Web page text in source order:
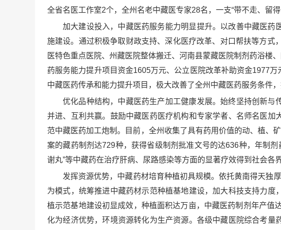
全省名医工作室2个，全州名老中藏医专家28名，一支“带不走、留
加大建设投入，中藏医药服务能力明显提升。以改善中藏医
施建设。通过积极争取财政支持、深化医疗改革、对口帮扶等方
医特色重点医院、州藏医院整体搬迁、河南县蒙藏医院制剂药浴楼
药服务能力提升项目资金1605万元、公立医院改革补助资金1977
中藏医药传承和能力提升项目，极大改善了全州中藏医药服务条件
优化品种结构，中藏医药生产加工健康发展。始终坚持创新
并进、互利共赢。鼓励中藏医药医疗机构和专家学者、名师名医
范中藏医药加工炮制。目前，全州收集了具有药用价值的动、植、
案的藏药制剂达729种，获得省级制剂批准文号的达636种，年制
谢丸”等中藏药在治疗肝病、尿路感染等方面的显著疗效得到社会各
发挥资源优势，中藏药材培育种植初具规模。依托黄南得天独
为模式，统筹推进中藏药材示范种植基地建设，加大科技支持力
植示范基地建设初显成效，种植面积达万亩，中藏医药制剂年产
化为经济优势，环境资源转化为生产资源。各级中藏医院综合考